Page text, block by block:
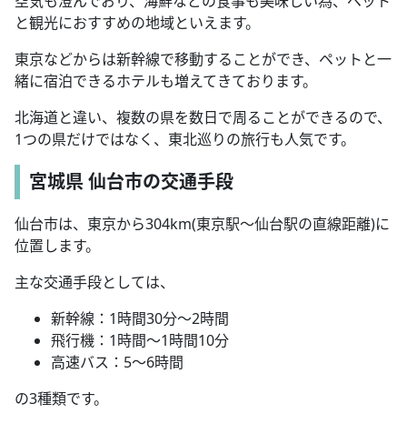
と観光におすすめの地域といえます。
東京などからは新幹線で移動することができ、ペットと一
緒に宿泊できるホテルも増えてきております。
北海道と違い、複数の県を数日で周ることができるので、
1つの県だけではなく、東北巡りの旅行も人気です。
宮城県 仙台市の交通手段
仙台市は、東京から304km(東京駅〜仙台駅の直線距離)に
位置します。
主な交通手段としては、
新幹線：1時間30分〜2時間
飛行機：1時間〜1時間10分
高速バス：5〜6時間
の3種類です。